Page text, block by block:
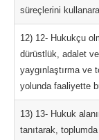
süreçlerini
12) 12- Hukukçu
dürüstlük, adalet ve
yaygınlaştırma ve
yolunda faaliyette
13) 13- Hukuk
tanıtarak,